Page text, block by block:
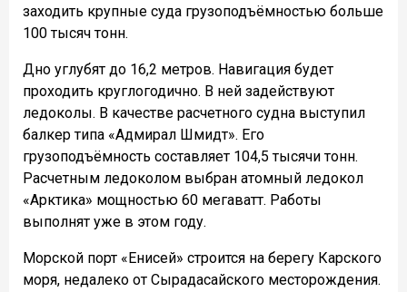
заходить крупные суда грузоподъёмностью больше
100 тысяч тонн.
Дно углубят до 16,2 метров. Навигация будет
проходить круглогодично. В ней задействуют
ледоколы. В качестве расчетного судна выступил
балкер типа «Адмирал Шмидт». Его
грузоподъёмность составляет 104,5 тысячи тонн.
Расчетным ледоколом выбран атомный ледокол
«Арктика» мощностью 60 мегаватт. Работы
выполнят уже в этом году.
Морской порт «Енисей» строится на берегу Карского
моря, недалеко от Сырадасайского месторождения.